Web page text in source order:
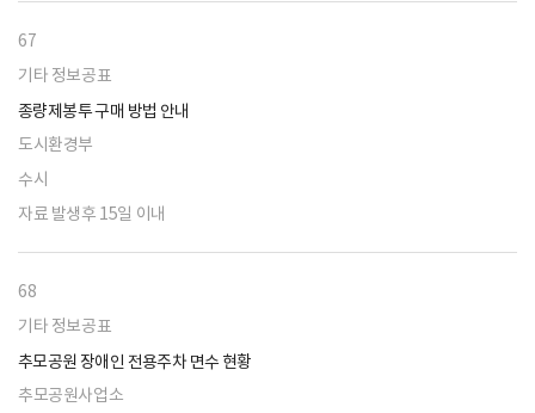
67
기타 정보공표
종량제봉투 구매 방법 안내
도시환경부
수시
자료 발생후 15일 이내
68
기타 정보공표
추모공원 장애인 전용주차 면수 현황
추모공원사업소